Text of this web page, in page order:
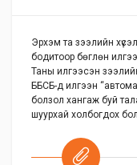
Эрхэм та зээлийн
бодитоор бөглөн
Таны илгээсэн
ББСБ-д илгээн
болзол хангаж буй
шуурхай холбогдох